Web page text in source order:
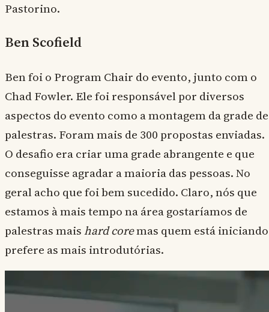
Pastorino.
Ben Scofield
Ben foi o Program Chair do evento, junto com o
Chad Fowler. Ele foi responsável por diversos
aspectos do evento como a montagem da grade de
palestras. Foram mais de 300 propostas enviadas.
O desafio era criar uma grade abrangente e que
conseguisse agradar a maioria das pessoas. No
geral acho que foi bem sucedido. Claro, nós que
estamos à mais tempo na área gostaríamos de
palestras maishard coremas quem está iniciando
prefere as mais introdutórias.